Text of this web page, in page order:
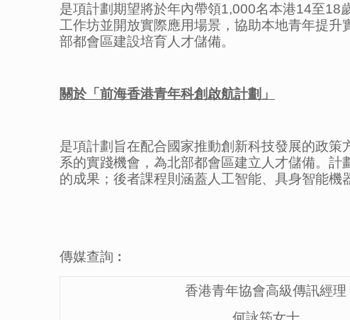
是項計劃期望將於年內帶領1,000名本港14至18
工作坊並開放實際應用場景，協助本地青年提
部都會區建設培育人才儲備。
關於「前海香港青年科創啟航計劃」
是項計劃旨在配合國家推動創新科技發展的政
系的實踐機會，為北部都會區建立人才儲備。
的成果；後者課程則涵蓋人工智能、具身智能
傳媒查詢︰
香港青年協會高級傳訊經理